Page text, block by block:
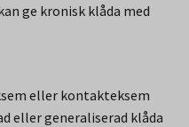
ge kronisk klåda med
eller kontakteksem
eller generaliserad klåda